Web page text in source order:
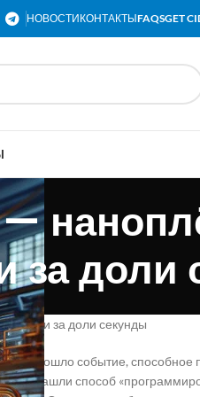
НОВОСТИКОНТАКТЫFAQSGET
за доли
за доли секунды
событие, способное
нашли способ